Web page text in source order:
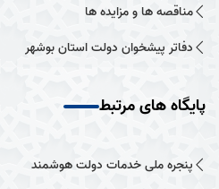
مناقصه ها و مزایده ها
دفاتر پیشخوان دولت استان بوشهر
پایگاه های مرتبط
پنجره ملی خدمات دولت هوشمند